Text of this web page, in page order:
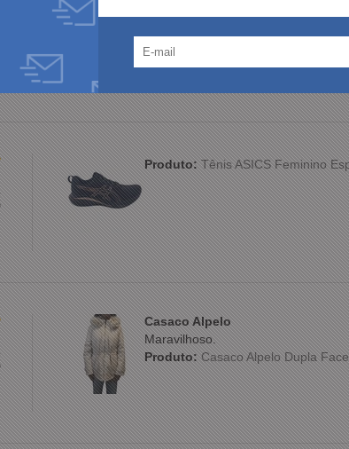
Produto:Tênis ASICS Feminino
Casaco Alpelo
Maravilhoso.
Produto:Casaco Alpelo Dupla